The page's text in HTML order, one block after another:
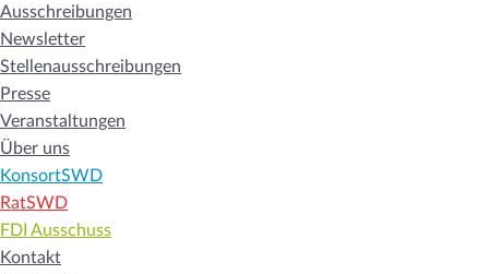
Ausschreibungen
Newsletter
Stellenausschreibungen
Presse
Veranstaltungen
Über uns
KonsortSWD
RatSWD
FDI Ausschuss
Kontakt